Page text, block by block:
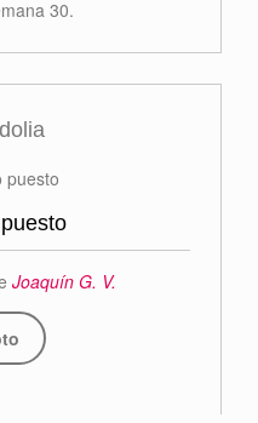
30.
Joaquín G. V.